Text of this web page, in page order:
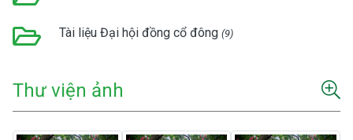
Tài liệu Đại hội đồng cổ đông(9)
Thư viện ảnh